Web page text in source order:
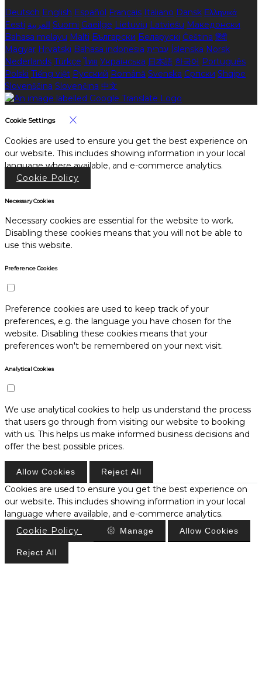
Deutsch English Español Français Italiano Dansk Ελληνικά
Eesti العربية Suomi Gaeilge Lietuvių Latviešu Македонски
Bahasa melayu Malti Български Беларускі Čeština हिंदी
Magyar Hrvatski Bahasa indonesia עברית Íslenska Norsk
Nederlands Türkçe ไทย Українська 日本語 한국어 Português
Polski Tiếng việt Русский Română Svenska Српски Shqipe
Slovenščina Slovenčina 中文
Cookie Settings
Cookies are used to ensure you get the best experience on
our website. This includes showing information in your local
language where available, and e-commerce analytics.
Cookie Policy
Necessary Cookies
Necessary cookies are essential for the website to work.
Disabling these cookies means that you will not be able to
use this website.
Preference Cookies
Preference cookies are used to keep track of your
preferences, e.g. the language you have chosen for the
website. Disabling these cookies means that your
preferences won't be remembered on your next visit.
Analytical Cookies
We use analytical cookies to help us understand the process
that users go through from visiting our website to booking
with us. This helps us make informed business decisions and
offer the best possible prices.
Allow Cookies Reject All
Cookies are used to ensure you get the best experience on
our website. This includes showing information in your local
language where available, and e-commerce analytics.
Cookie Policy
Manage Allow Cookies
Reject All